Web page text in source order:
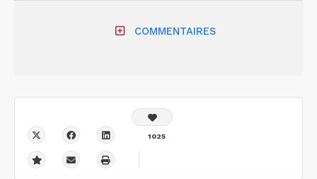
COMMENTAIRES
1025